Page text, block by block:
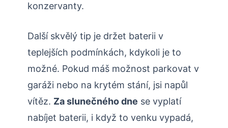
konzervanty.
Další skvělý tip je držet baterii v
teplejších podmínkách, kdykoli je to
možné. Pokud máš možnost parkovat v
garáži nebo na krytém stání, jsi napůl
vítěz. Za slunečného dne se vyplatí
nabíjet baterii, i když to venku vypadá,